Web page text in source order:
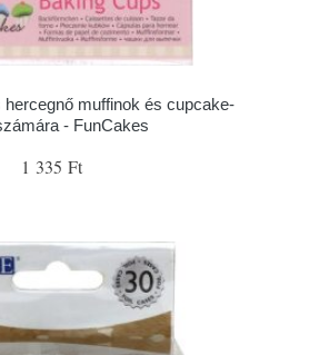
muffinok és cupcake-
- FunCakes
1 335 Ft